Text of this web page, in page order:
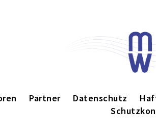
Partner Datenschutz